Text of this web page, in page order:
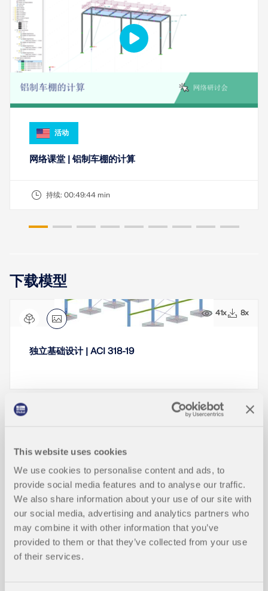
This website uses cookies
We use cookies to personalise content and ads, to
provide social media features and to analyse our traffic.
We also share information about your use of our site with
our social media, advertising and analytics partners who
may combine it with other information that you’ve
provided to them or that they’ve collected from your use
of their services.
活动
网络课堂 | 铝制车棚的计算
持续: 00:49:44 min
下载模型
41x 8x
独立基础设计 | ACI 318-19
知识库文章
Effect of surrounding structures on t
he aerodynamic response of tensile
membrane structures
新建